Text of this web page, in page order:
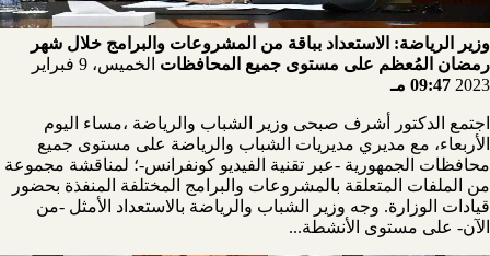
وزير الرياضة: الاستعداد بباقة من المشروعات والبرامج خلال شهر
رمضان المُعظم على مستوى جميع المحافظات
الخميس، 9 فبراير
2023 09:47 مـ
اجتمع الدكتور أشرف صبحى وزير الشباب والرياضة ،مساء اليوم
الأربعاء، مع مديري مديريات الشباب والرياضة على مستوى جميع
محافظات الجمهورية -عبر تقنية الفيديو كونفرانس-؛ لمناقشة مجموعة
من الملفات المتعلقة بالمشروعات والبرامج المختلفة المنفذة بحضور
قيادات الوزارة. وجه وزير الشباب والرياضة بالاستعداد الأمثل -من
الآن- على مستوى الأنشطة...